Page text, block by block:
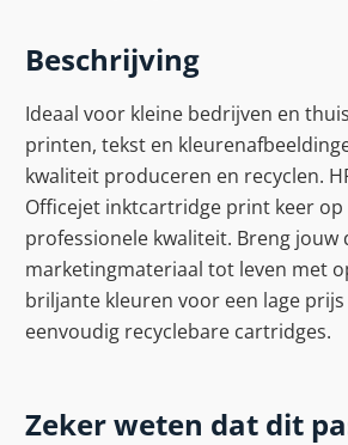
Beschrijving
Ideaal voor kleine bedrijven en
printen, tekst en
kwaliteit produceren en recyclen.
Officejet inktcartridge print keer op
professionele kwaliteit. Breng jouw
marketingmateriaal tot leven met
briljante kleuren voor een lage
eenvoudig recyclebare cartridges.
Zeker weten dat dit